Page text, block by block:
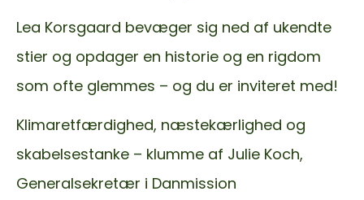
Lea Korsgaard bevæger sig ned af ukendte
stier og opdager en historie og en rigdom
som ofte glemmes – og du er inviteret med!
Klimaretfærdighed, næstekærlighed og
skabelsestanke – klumme af Julie Koch,
Generalsekretær i Danmission